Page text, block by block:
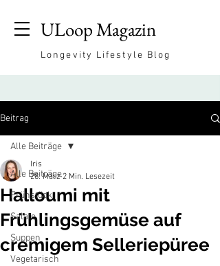
ULoop Magazin
Longevity Lifestyle Blog
Beitrag
Alle Beiträge
Frühstück
Salate
Suppen
Vegetarisch
Alle Beiträge
Halloumi mit
Frühlingsgemüse auf
cremigem Selleriepüree
Iris
28. März 2 Min. Lesezeit